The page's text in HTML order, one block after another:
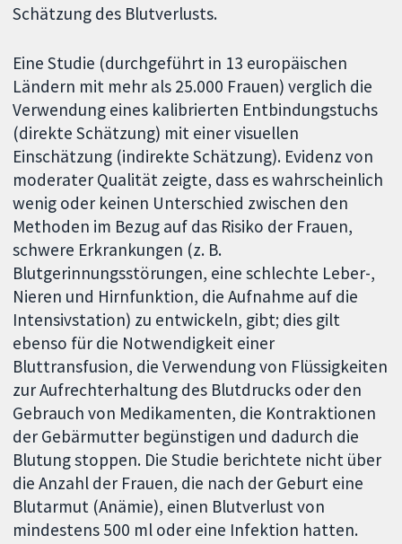
Schätzung des Blutverlusts.
Eine Studie (durchgeführt in 13 europäischen
Ländern mit mehr als 25.000 Frauen) verglich die
Verwendung eines kalibrierten Entbindungstuchs
(direkte Schätzung) mit einer visuellen
Einschätzung (indirekte Schätzung). Evidenz von
moderater Qualität zeigte, dass es wahrscheinlich
wenig oder keinen Unterschied zwischen den
Methoden im Bezug auf das Risiko der Frauen,
schwere Erkrankungen (z. B.
Blutgerinnungsstörungen, eine schlechte Leber-,
Nieren und Hirnfunktion, die Aufnahme auf die
Intensivstation) zu entwickeln, gibt; dies gilt
ebenso für die Notwendigkeit einer
Bluttransfusion, die Verwendung von Flüssigkeiten
zur Aufrechterhaltung des Blutdrucks oder den
Gebrauch von Medikamenten, die Kontraktionen
der Gebärmutter begünstigen und dadurch die
Blutung stoppen. Die Studie berichtete nicht über
die Anzahl der Frauen, die nach der Geburt eine
Blutarmut (Anämie), einen Blutverlust von
mindestens 500 ml oder eine Infektion hatten.